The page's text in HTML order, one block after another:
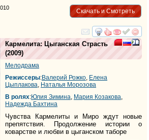
Скачать и Смотреть
смотреть
Кармелита: Цыганская Страсть
(2009)
Мелодрама
Режиссеры:Валерий Рожко, Елена
Цыплакова, Наталья Морозова
В ролях:Юлия Зимина, Мария Козакова,
Надежда Бахтина
Чувства Кармелиты и Миро ждут новые
препятствия. Продолжение истории о
коварстве и любви в цыганском таборе